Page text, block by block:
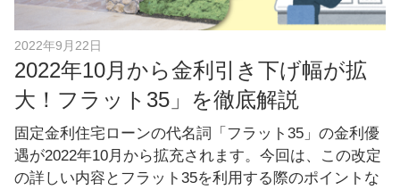
す
2022年9月22日
2022年10月から金利引き下げ幅が拡
大！フラット35」を徹底解説
固定金利住宅ローンの代名詞「フラット35」の金利優
遇が2022年10月から拡充されます。今回は、この改定
の詳しい内容とフラット35を利用する際のポイントな